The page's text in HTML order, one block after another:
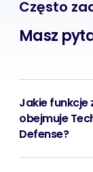
Często
Masz
Jakie funkcje
obejmuje
Defense?